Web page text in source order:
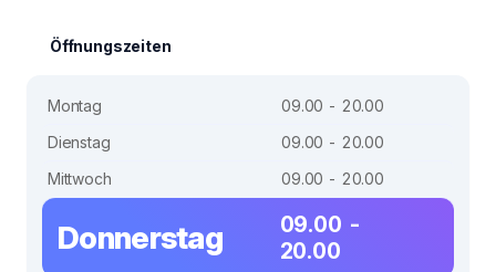
Öffnungszeiten
Montag
09.00 - 20.00
Dienstag
09.00 - 20.00
Mittwoch
09.00 - 20.00
Donnerstag
09.00 -
20.00